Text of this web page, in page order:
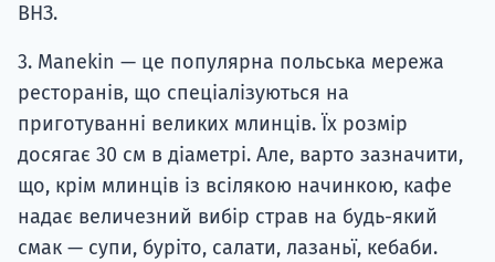
ВНЗ.
3. Manekin — це популярна польська мережа
ресторанів, що спеціалізуються на
приготуванні великих млинців. Їх розмір
досягає 30 см в діаметрі. Але, варто зазначити,
що, крім млинців із всілякою начинкою, кафе
надає величезний вибір страв на будь-який
смак — супи, буріто, салати, лазаньї, кебаби.